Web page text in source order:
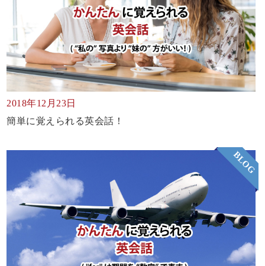
2018年12月23日
簡単に覚えられる英会話！
BLOG